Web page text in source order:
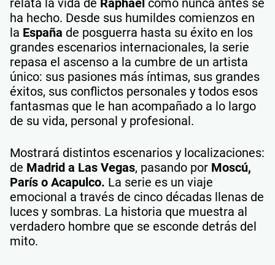
relata la vida de Raphael como nunca antes se
ha hecho. Desde sus humildes comienzos en
la España de posguerra hasta su éxito en los
grandes escenarios internacionales, la serie
repasa el ascenso a la cumbre de un artista
único: sus pasiones más íntimas, sus grandes
éxitos, sus conflictos personales y todos esos
fantasmas que le han acompañado a lo largo
de su vida, personal y profesional.
Mostrará distintos escenarios y localizaciones:
de Madrid a Las Vegas, pasando por Moscú,
París o Acapulco. La serie es un viaje
emocional a través de cinco décadas llenas de
luces y sombras. La historia que muestra al
verdadero hombre que se esconde detrás del
mito.